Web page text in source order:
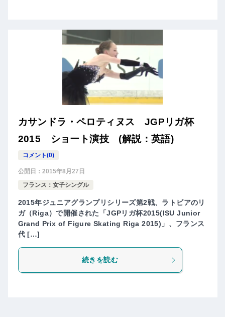
カサンドラ・ペロティヌス JGPリガ杯
2015 ショート演技 (解説：英語)
コメント(0)
公開日： 2015年8月27日
フランス：女子シングル
2015年ジュニアグランプリシリーズ第2戦、ラトビアのリ
ガ（Riga）で開催された「JGPリガ杯2015(ISU Junior
Grand Prix of Figure Skating Riga 2015)」、フランス
代 […]
続きを読む